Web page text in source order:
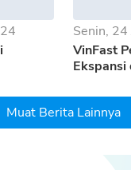
Senin,
VinFast
Muat Berita Lainnya